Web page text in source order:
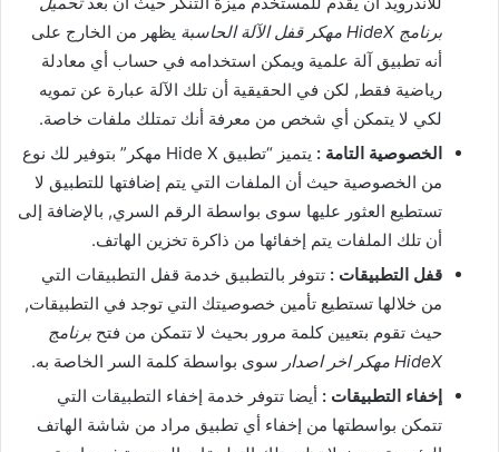
برنامج HideX مهكر قفل الآلة الحاسبة
يظهر من الخارج على
أنه تطبيق آلة علمية ويمكن استخدامه في حساب أي معادلة
رياضية فقط, لكن في الحقيقية أن تلك الآلة عبارة عن تمويه
لكي لا يتمكن أي شخص من معرفة أنك تمتلك ملفات خاصة.
الخصوصية التامة :
يتميز “تطبيق Hide X مهكر” بتوفير لك نوع
من الخصوصية حيث أن الملفات التي يتم إضافتها للتطبيق لا
تستطيع العثور عليها سوى بواسطة الرقم السري, بالإضافة إلى
أن تلك الملفات يتم إخفائها من ذاكرة تخزين الهاتف.
قفل التطبيقات : تتوفر بالتطبيق خدمة قفل التطبيقات التي
من خلالها تستطيع تأمين خصوصيتك التي توجد في التطبيقات,
حيث تقوم بتعيين كلمة مرور بحيث لا تتمكن من فتح برنامج
HideX مهكر اخر اصدار
سوى بواسطة كلمة السر الخاصة به.
إخفاء التطبيقات : أيضا تتوفر خدمة إخفاء التطبيقات التي
تتمكن بواسطتها من إخفاء أي تطبيق مراد من شاشة الهاتف